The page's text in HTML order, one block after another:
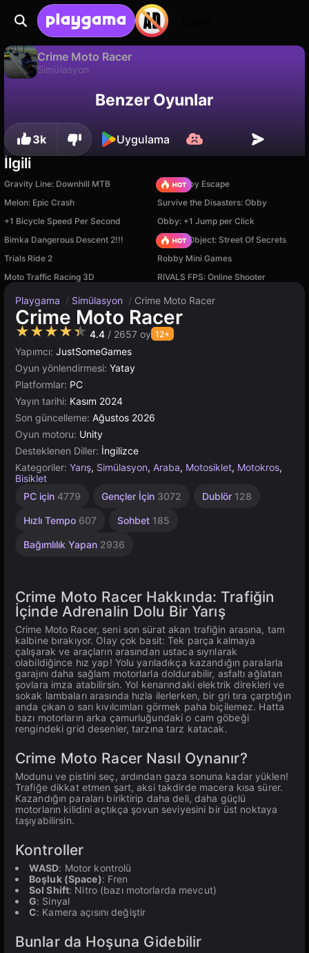
Crime Moto Racer
Simülasyon
Benzer Oyunlar
3k Uygulama
İlgili
Gravity Line: Downhill MTB
Your Obby Escape
Melon: Epic Crash
Survive the Disasters: Obby
+1 Bicycle Speed Per Second
Obby: +1 Jump per Click
Bimka Dangerous Descent 2!!!
Hidden Object: Street Of Secrets
Trials Ride 2
Robby Mini Games
Moto Traffic Racing 3D
RIVALS FPS: Online Shooter
Playgama / Simülasyon / Crime Moto Racer
Crime Moto Racer
★★★★★ 4.4 / 2657 oy 12+
Yapımcı: JustSomeGames
Oyun yönlendirmesi: Yatay
Platformlar: PC
Yayın tarihi: Kasım 2024
Son güncelleme: Ağustos 2026
Oyun motoru: Unity
Desteklenen Diller: İngilizce
Kategoriler: Yarış, Simülasyon, Araba, Motosiklet, Motokros,
Bisiklet
PC için 4779 Gençler İçin 3072 Dublör 128
Hızlı Tempo 607 Sohbet 185
Bağımlılık Yapan 2936
Heyecan
1103
Araçlar
Sonsuz
Araba
491
Drag
213
Çeviklik
1
4147
Rus
Unity
3172
Crime Moto Racer Hakkında: Trafiğin
İçinde Adrenalin Dolu Bir Yarış
Crime Moto Racer, seni son sürat akan trafiğin arasına, tam
kalbine bırakıyor. Olay çok basit: Tek parça kalmaya
çalışarak ve araçların arasından ustaca sıyrılarak
olabildiğince hız yap! Yolu yarıladıkça kazandığın paralarla
garajını daha sağlam motorlarla doldurabilir, asfaltı ağlatan
şovlara imza atabilirsin. Yol kenarındaki elektrik direkleri ve
sokak lambaları arasında hızla ilerlerken, bir gri tıra çarptığın
anda çıkan o sarı kıvılcımları görmek paha biçilemez. Hatta
bazı motorların arka çamurluğundaki o cam göbeği
rengindeki grid desenler, tarzına tarz katacak.
Crime Moto Racer Nasıl Oynanır?
Modunu ve pistini seç, ardından gaza sonuna kadar yüklen!
Trafiğe dikkat etmen şart, aksi takdirde macera kısa sürer.
Kazandığın paraları biriktirip daha deli, daha güçlü
motorların kilidini açtıkça şovun seviyesini bir üst noktaya
taşıyabilirsin.
Kontroller
WASD: Motor kontrolü
Boşluk (Space): Fren
Sol Shift: Nitro (bazı motorlarda mevcut)
G: Sinyal
C: Kamera açısını değiştir
Bunlar da Hoşuna Gidebilir